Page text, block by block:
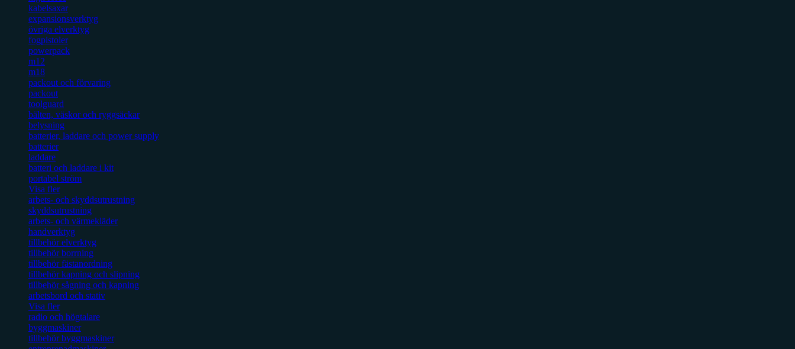
kabelsaxar
expansionsverktyg
övriga elverktyg
fogpistoler
powerpack
m12
m18
packout och förvaring
packout
toolguard
bälten, väskor och ryggsäckar
belysning
batterier, laddare och power supply
batterier
laddare
batteri och laddare i kit
portabel ström
Visa fler
arbets- och skyddsutrustning
skyddsutrustning
arbets- och värmekläder
handverktyg
tillbehör elverktyg
tillbehör borrning
tillbehör fästanordning
tillbehör kapning och slipning
tillbehör sågning och kapning
arbetsbord och stativ
Visa fler
radio och högtalare
byggmaskiner
tillbehör byggmaskiner